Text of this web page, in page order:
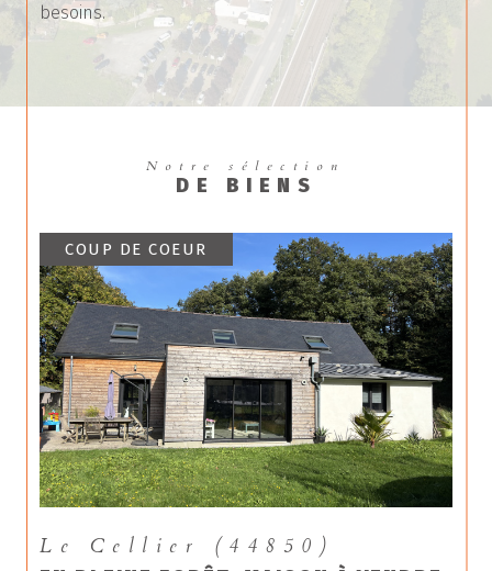
besoins.
Une agence immobilière indépendante peut se
permettre des honoraires peu élevés et ainsi
donner l'opportunité aux vendeurs ou acheteurs
la bonne maison à acheter.
Notre sélection
DE BIENS
COUP DE COEUR
Le Cellier (44850)